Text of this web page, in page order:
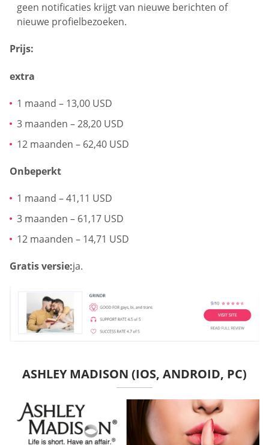
geen notificaties krijgt van nieuwe berichten of
nieuwe profielbezoeken.
Prijs:
extra
1 maand – 13,00 USD
3 maanden – 28,20 USD
12 maanden – 62,40 USD
Onbeperkt
1 maand – 41,11 USD
3 maanden – 61,17 USD
12 maanden – 14,71 USD
Gratis versie:ja.
ASHLEY MADISON (IOS, ANDROID, PC)